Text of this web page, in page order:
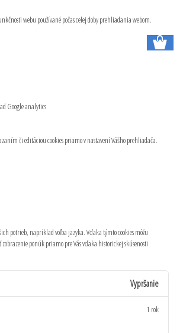
webu používané počas celej doby prehliadania webom.
Google analytics
či editáciou cookies priamo v nastavení Vášho prehliadača.
potrieb, napríklad voľba jazyka.Vďaka týmto cookies môžu
ponúk priamo pre Vás vďaka historickej skúsenosti
Vypršanie
1 rok